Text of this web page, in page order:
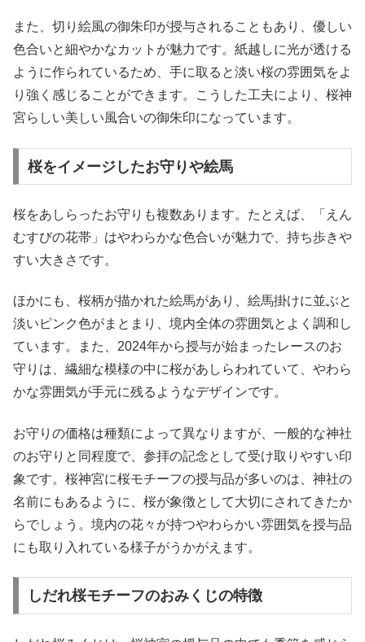
また、切り絵風の御朱印が授与されることもあり、優しい
色合いと細やかなカットが魅力です。紙越しに光が透ける
ように作られているため、手に取ると淡い桜の雰囲気をよ
り強く感じることができます。こうした工夫により、桜神
宮らしい美しい風合いの御朱印になっています。
桜をイメージしたお守りや絵馬
桜をあしらったお守りも複数あります。たとえば、「えん
むすびの花帯」はやわらかな色合いが魅力で、持ち歩きや
すい大きさです。
ほかにも、桜柄が描かれた絵馬があり、絵馬掛けに並ぶと
淡いピンク色がまとまり、境内全体の雰囲気とよく調和し
ています。また、2024年から授与が始まったレースのお
守りは、繊細な模様の中に桜があしらわれていて、やわら
かな雰囲気が手元に残るようなデザインです。
お守りの価格は種類によって異なりますが、一般的な神社
のお守りと同程度で、参拝の記念として受け取りやすい印
象です。桜神宮に桜モチーフの授与品が多いのは、神社の
名前にもあるように、桜が象徴として大切にされてきたか
らでしょう。境内の花々が持つやわらかい雰囲気を授与品
にも取り入れている様子がうかがえます。
しだれ桜モチーフのおみくじの特徴